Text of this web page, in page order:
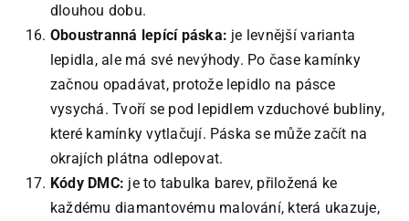
dlouhou dobu.
Oboustranná lepící páska: je levnější varianta
lepidla, ale má své nevýhody. Po čase kamínky
začnou opadávat, protože lepidlo na pásce
vysychá. Tvoří se pod lepidlem vzduchové bubliny,
které kamínky vytlačují. Páska se může začít na
okrajích plátna odlepovat.
Kódy DMC: je to tabulka barev, přiložená ke
každému diamantovému malování, která ukazuje,